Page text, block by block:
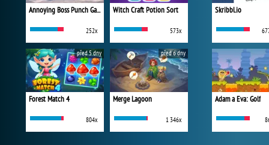
Annoying Boss Punch Game
252x
Witch Craft Potion Sort
573x
Forest Match 4
804x
před 5 dny
Merge Lagoon
1 346x
před 6 dny
Skribbl.io
Adam a Eva: Golf